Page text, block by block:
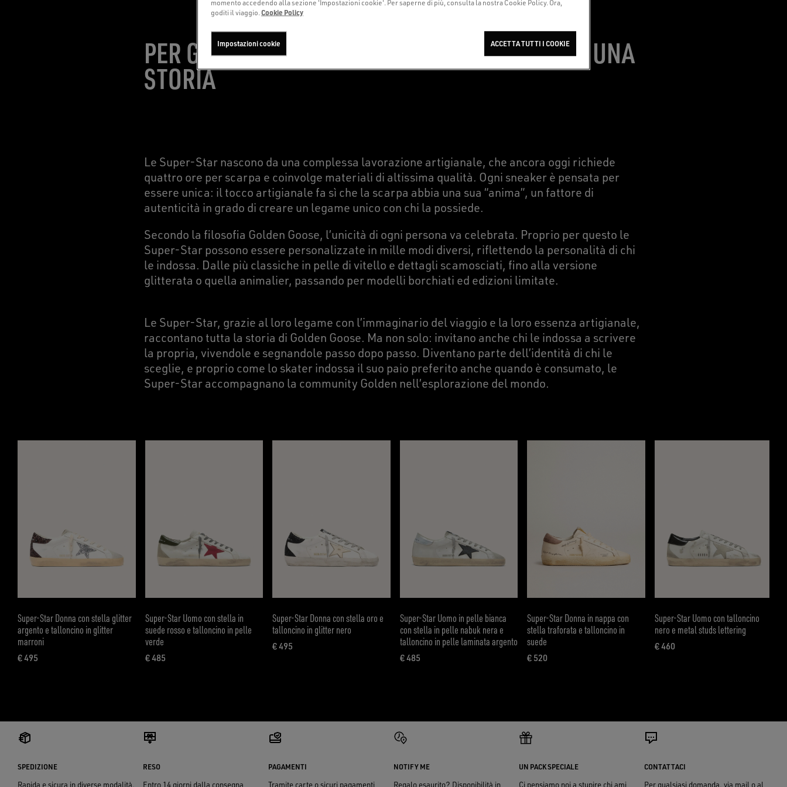
PER GOLDEN GOOSE, OGNI SCARPA RACCONTA UNA
STORIA
Le Super-Star nascono da una complessa lavorazione artigianale, che ancora oggi richiede
quattro ore per scarpa e coinvolge materiali di altissima qualità. Ogni sneaker è pensata per
essere unica: il tocco artigianale fa sì che la scarpa abbia una sua “anima”, un fattore di
autenticità in grado di creare un legame unico con chi la possiede.
Secondo la filosofia Golden Goose, l’unicità di ogni persona va celebrata. Proprio per questo le
Super-Star possono essere personalizzate in mille modi diversi, riflettendo la personalità di chi
le indossa. Dalle più classiche in pelle di vitello e dettagli scamosciati, fino alla versione
glitterata o quella animalier, passando per modelli borchiati ed edizioni limitate.
Le Super-Star, grazie al loro legame con l’immaginario del viaggio e la loro essenza artigianale,
raccontano tutta la storia di Golden Goose. Ma non solo: invitano anche chi le indossa a scrivere
la propria, vivendole e segnandole passo dopo passo. Diventano parte dell’identità di chi le
sceglie, e proprio come lo skater indossa il suo paio preferito anche quando è consumato, le
Super-Star accompagnano la community Golden nell’esplorazione del mondo.
Super-Star Donna con stella glitter
argento e talloncino in glitter
marroni
€ 495
prezzo attuale € 495
Super-Star Uomo con stella in
suede rosso e talloncino in pelle
verde
€ 485
prezzo attuale € 485
Super-Star Donna con stella oro e
talloncino in glitter nero
€ 495
prezzo attuale € 495
Super-Star Uomo in pelle bianca
con stella in pelle nabuk nera e
talloncino in pelle laminata argento
€ 485
prezzo attuale € 485
Super-Star Donna in nappa con
stella traforata e talloncino in
suede
€ 520
prezzo attuale € 520
Super-Star Uomo con talloncino
nero e metal studs lettering
€ 460
prezzo attuale € 460
SPEDIZIONE
Rapida e sicura in diverse modalità.
RESO
Entro 14 giorni dalla consegna
PAGAMENTI
Tramite carte o sicuri pagamenti
NOTIFY ME
Regalo esaurito? Disponibilità in
UN PACK SPECIALE
Ci pensiamo noi a stupire chi ami
CONTATTACI
Per qualsiasi domanda, via mail o al
momento accedendo alla sezione 'Impostazioni cookie'. Per saperne di più, consulta la nostra Cookie Policy. Ora,
goditi il viaggio. Cookie Policy
Impostazioni cookie ACCETTA TUTTI I COOKIE